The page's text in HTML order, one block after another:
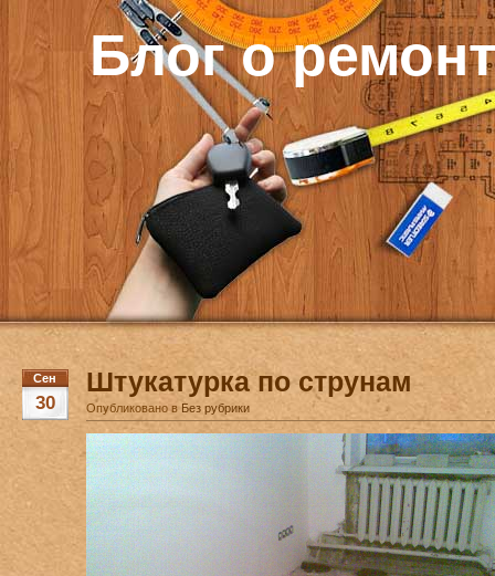
Блог о
Сен
30
Штукатурка по струнам
Опубликовано в Без рубрики